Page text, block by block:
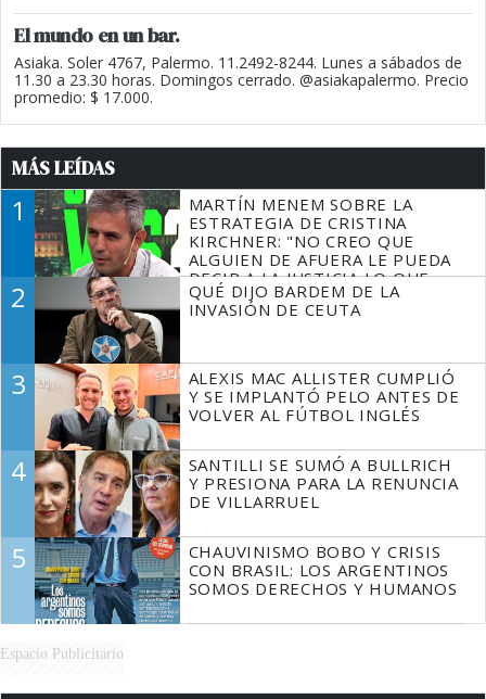
El mundo en un bar.
Asiaka. Soler 4767, Palermo. 11.2492-8244. Lunes a sábados de
11.30 a 23.30 horas. Domingos cerrado. @asiakapalermo. Precio
promedio: $ 17.000.
MÁS LEÍDAS
1
MARTÍN MENEM SOBRE LA
ESTRATEGIA DE CRISTINA
KIRCHNER: "NO CREO QUE
ALGUIEN DE AFUERA LE PUEDA
DECIR A LA JUSTICIA LO QUE
TIENE QUE HACER"
2
QUÉ DIJO BARDEM DE LA
INVASIÓN DE CEUTA
3
ALEXIS MAC ALLISTER CUMPLIÓ
Y SE IMPLANTÓ PELO ANTES DE
VOLVER AL FÚTBOL INGLÉS
4
SANTILLI SE SUMÓ A BULLRICH
Y PRESIONA PARA LA RENUNCIA
DE VILLARRUEL
5
CHAUVINISMO BOBO Y CRISIS
CON BRASIL: LOS ARGENTINOS
SOMOS DERECHOS Y HUMANOS
Espacio Publicitario